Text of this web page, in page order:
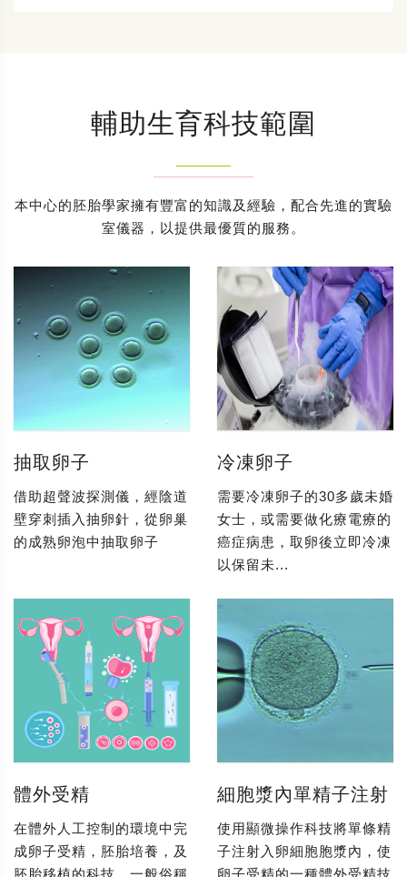
輔助生育科技範圍
本中心的胚胎學家擁有豐富的知識及經驗，配合先進的實驗
室儀器，以提供最優質的服務。
抽取卵子
借助超聲波探測儀，經陰道
壁穿刺插入抽卵針，從卵巢
的成熟卵泡中抽取卵子
冷凍卵子
需要冷凍卵子的30多歲未婚
女士，或需要做化療電療的
癌症病患，取卵後立即冷凍
以保留未...
體外受精
在體外人工控制的環境中完
成卵子受精，胚胎培養，及
胚胎移植的科技，一般俗稱
細胞漿內單精子注射
使用顯微操作科技將單條精
子注射入卵細胞胞漿內，使
卵子受精的一種體外受精技